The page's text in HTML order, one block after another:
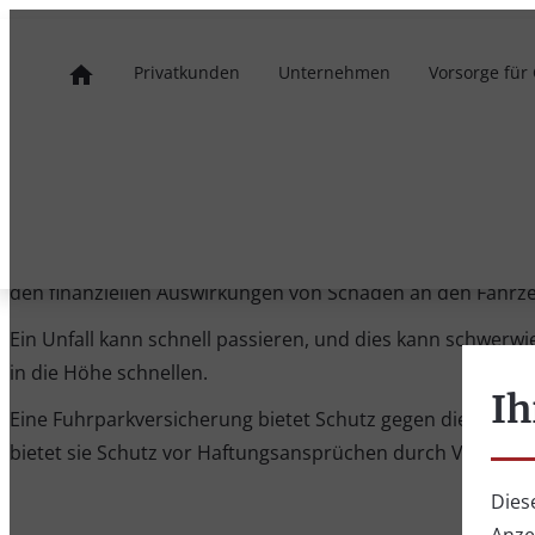
Privatkunden Unternehmen Vorsorge für
Eine Fuhrparkversicherung ist eine Versicherung, die
den finanziellen Auswirkungen von Schäden an den
Ein Unfall kann schnell passieren, und dies kann
in die Höhe schnellen.
Eine Fuhrparkversicherung bietet Schutz gegen die
bietet sie Schutz vor Haftungsansprüchen durch